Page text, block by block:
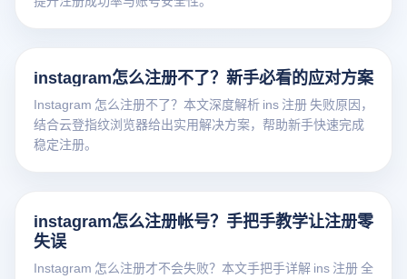
instagram怎么注册不了？新手必看的应对方案
Instagram 怎么注册不了？本文深度解析 ins 注册 失败原因，
结合云登指纹浏览器给出实用解决方案，帮助新手快速完成
稳定注册。
instagram怎么注册帐号？手把手教学让注册零
失误
Instagram 怎么注册才不会失败？本文手把手详解 ins 注册 全